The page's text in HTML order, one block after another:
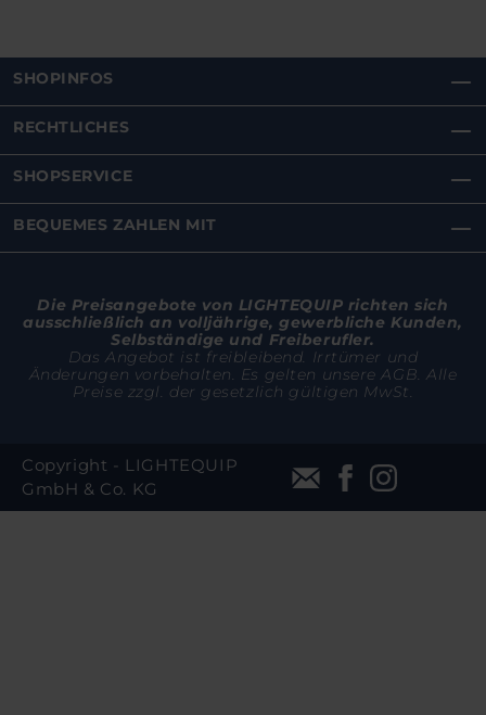
SHOPINFOS
RECHTLICHES
SHOPSERVICE
BEQUEMES ZAHLEN MIT
Die Preisangebote von LIGHTEQUIP richten sich
ausschließlich an volljährige, gewerbliche Kunden,
Selbständige und Freiberufler.
Das Angebot ist freibleibend. Irrtümer und
Änderungen vorbehalten. Es gelten unsere AGB. Alle
Preise zzgl. der gesetzlich gültigen MwSt.
Copyright - LIGHTEQUIP
GmbH & Co. KG